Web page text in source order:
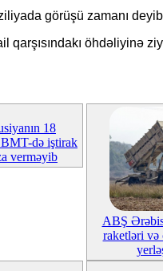
görüşü zamanı
qarşısındakı öhdəliyinə
18
BMT-də iştirak
verməyib
ABŞ
raketləri və